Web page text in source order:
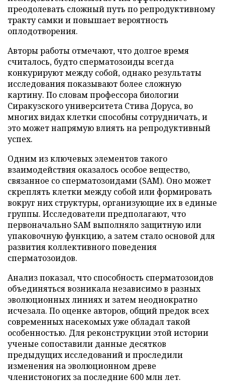
преодолевать сложный путь по репродуктивному
тракту самки и повышает вероятность
оплодотворения.
Авторы работы отмечают, что долгое время
считалось, будто сперматозоиды всегда
конкурируют между собой, однако результаты
исследования показывают более сложную
картину. По словам профессора биологии
Сиракузского университета Стива Доруса, во
многих видах клетки способны сотрудничать, и
это может напрямую влиять на репродуктивный
успех.
Одним из ключевых элементов такого
взаимодействия оказалось особое вещество,
связанное со сперматозоидами (SAM). Оно может
скреплять клетки между собой или формировать
вокруг них структуры, организующие их в единые
группы. Исследователи предполагают, что
первоначально SAM выполняло защитную или
упаковочную функцию, а затем стало основой для
развития коллективного поведения
сперматозоидов.
Анализ показал, что способность сперматозоидов
объединяться возникала независимо в разных
эволюционных линиях и затем неоднократно
исчезала. По оценке авторов, общий предок всех
современных насекомых уже обладал такой
особенностью. Для реконструкции этой истории
ученые сопоставили данные десятков
предыдущих исследований и проследили
изменения на эволюционном древе
членистоногих за последние 600 млн лет.